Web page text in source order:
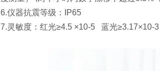
6.仪器抗震等级：IP65
7.灵敏度：红光≥4.5 ×10-5 蓝光